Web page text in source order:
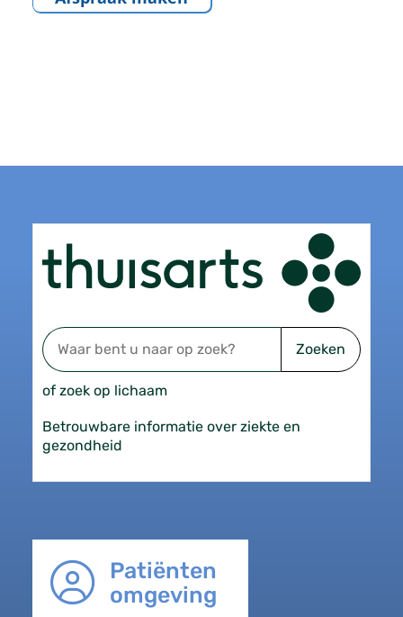
Zoeken
of zoek op lichaam
Betrouwbare informatie over ziekte en
gezondheid
Patiënten
omgeving